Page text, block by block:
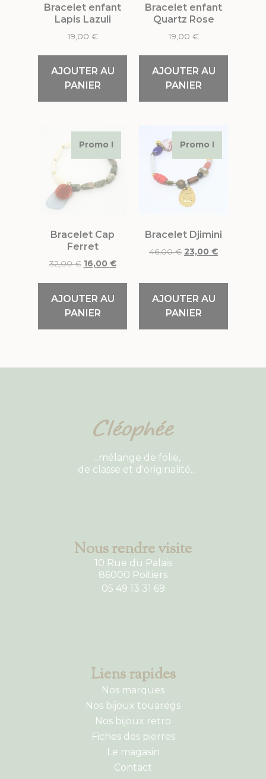
Bracelet enfant
Lapis Lazuli
19,00 €
AJOUTER AU
PANIER
Bracelet enfant
Quartz Rose
19,00 €
AJOUTER AU
PANIER
Promo !
Bracelet Cap
Ferret
32,00€ 16,00 €
AJOUTER AU
PANIER
Promo !
Bracelet Djimini
46,00€ 23,00 €
AJOUTER AU
PANIER
...mélange de folie,
de classe et d'originalité...
Nous rendre visite
10 Rue du Palais
86000 Poitiers
05 49 13 31 69
Liens rapides
Nos marques
Nos bijoux touaregs
Nos bijoux retro
Fiches des pierres
Le magasin
Contact